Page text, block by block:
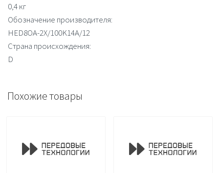
0,4 кг
Обозначение производителя:
HED8OA-2X/100K14A/12
Страна происхождения:
D
Похожие товары